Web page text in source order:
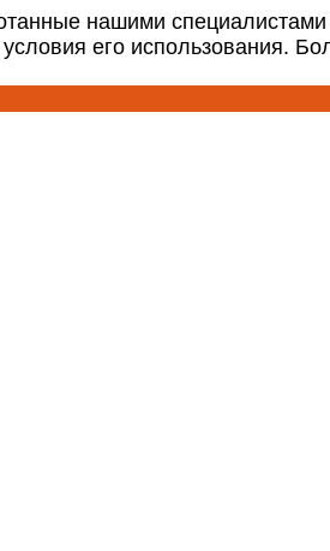
нашими
его использования.